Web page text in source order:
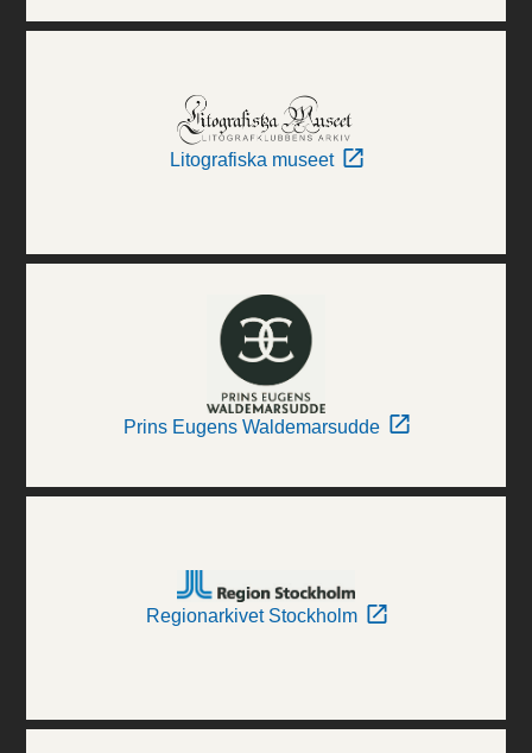
Litografiska museet
Prins Eugens Waldemarsudde
Regionarkivet Stockholm